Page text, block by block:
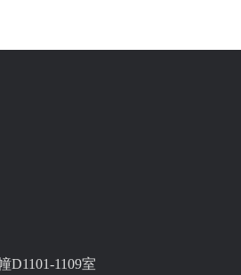
D1101-1109室